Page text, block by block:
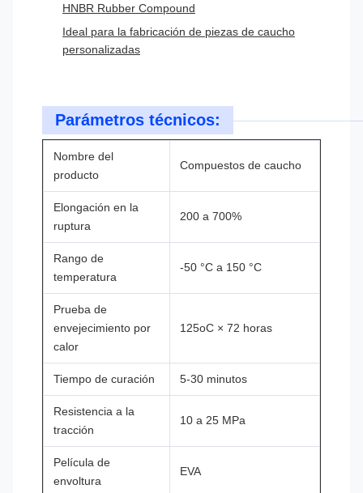
HNBR Rubber Compound
Ideal para la fabricación de piezas de caucho
personalizadas
Parámetros técnicos:
Nombre del
producto
Compuestos de caucho
Elongación en la
ruptura
200 a 700%
Rango de
temperatura
-50 °C a 150 °C
Prueba de
envejecimiento por
calor
125oC × 72 horas
Tiempo de curación 5-30 minutos
Resistencia a la
tracción
10 a 25 MPa
Película de
envoltura
EVA